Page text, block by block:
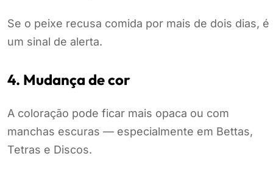
Se o peixe recusa comida por mais de dois dias, é
um sinal de alerta.
4. Mudança de cor
A coloração pode ficar mais opaca ou com
manchas escuras — especialmente em Bettas,
Tetras e Discos.